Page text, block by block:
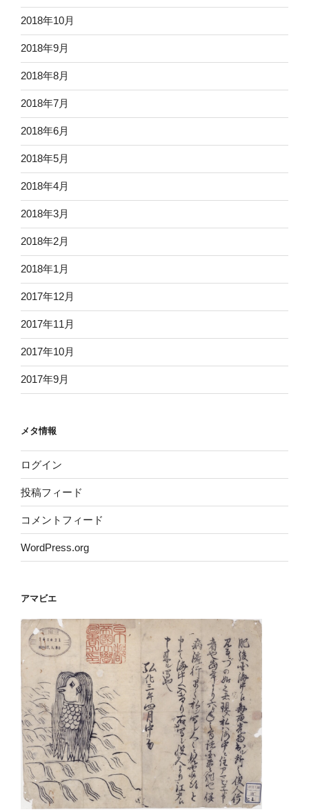
2018年10月
2018年9月
2018年8月
2018年7月
2018年6月
2018年5月
2018年4月
2018年3月
2018年2月
2018年1月
2017年12月
2017年11月
2017年10月
2017年9月
メタ情報
ログイン
投稿フィード
コメントフィード
WordPress.org
アマビエ